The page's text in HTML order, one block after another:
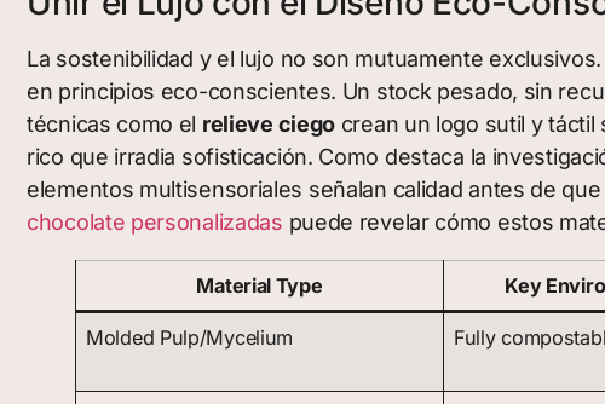
La sostenibilidad y el lujo no son mutuamente
en principios eco-conscientes. Un stock pesado, sin
técnicas como el relieve ciego crean un logo sutil y
rico que irradia sofisticación. Como destaca la
elementos multisensoriales señalan calidad antes de
chocolate personalizadas puede revelar cómo estos
Material Type Key
Molded Pulp/Mycelium Fully